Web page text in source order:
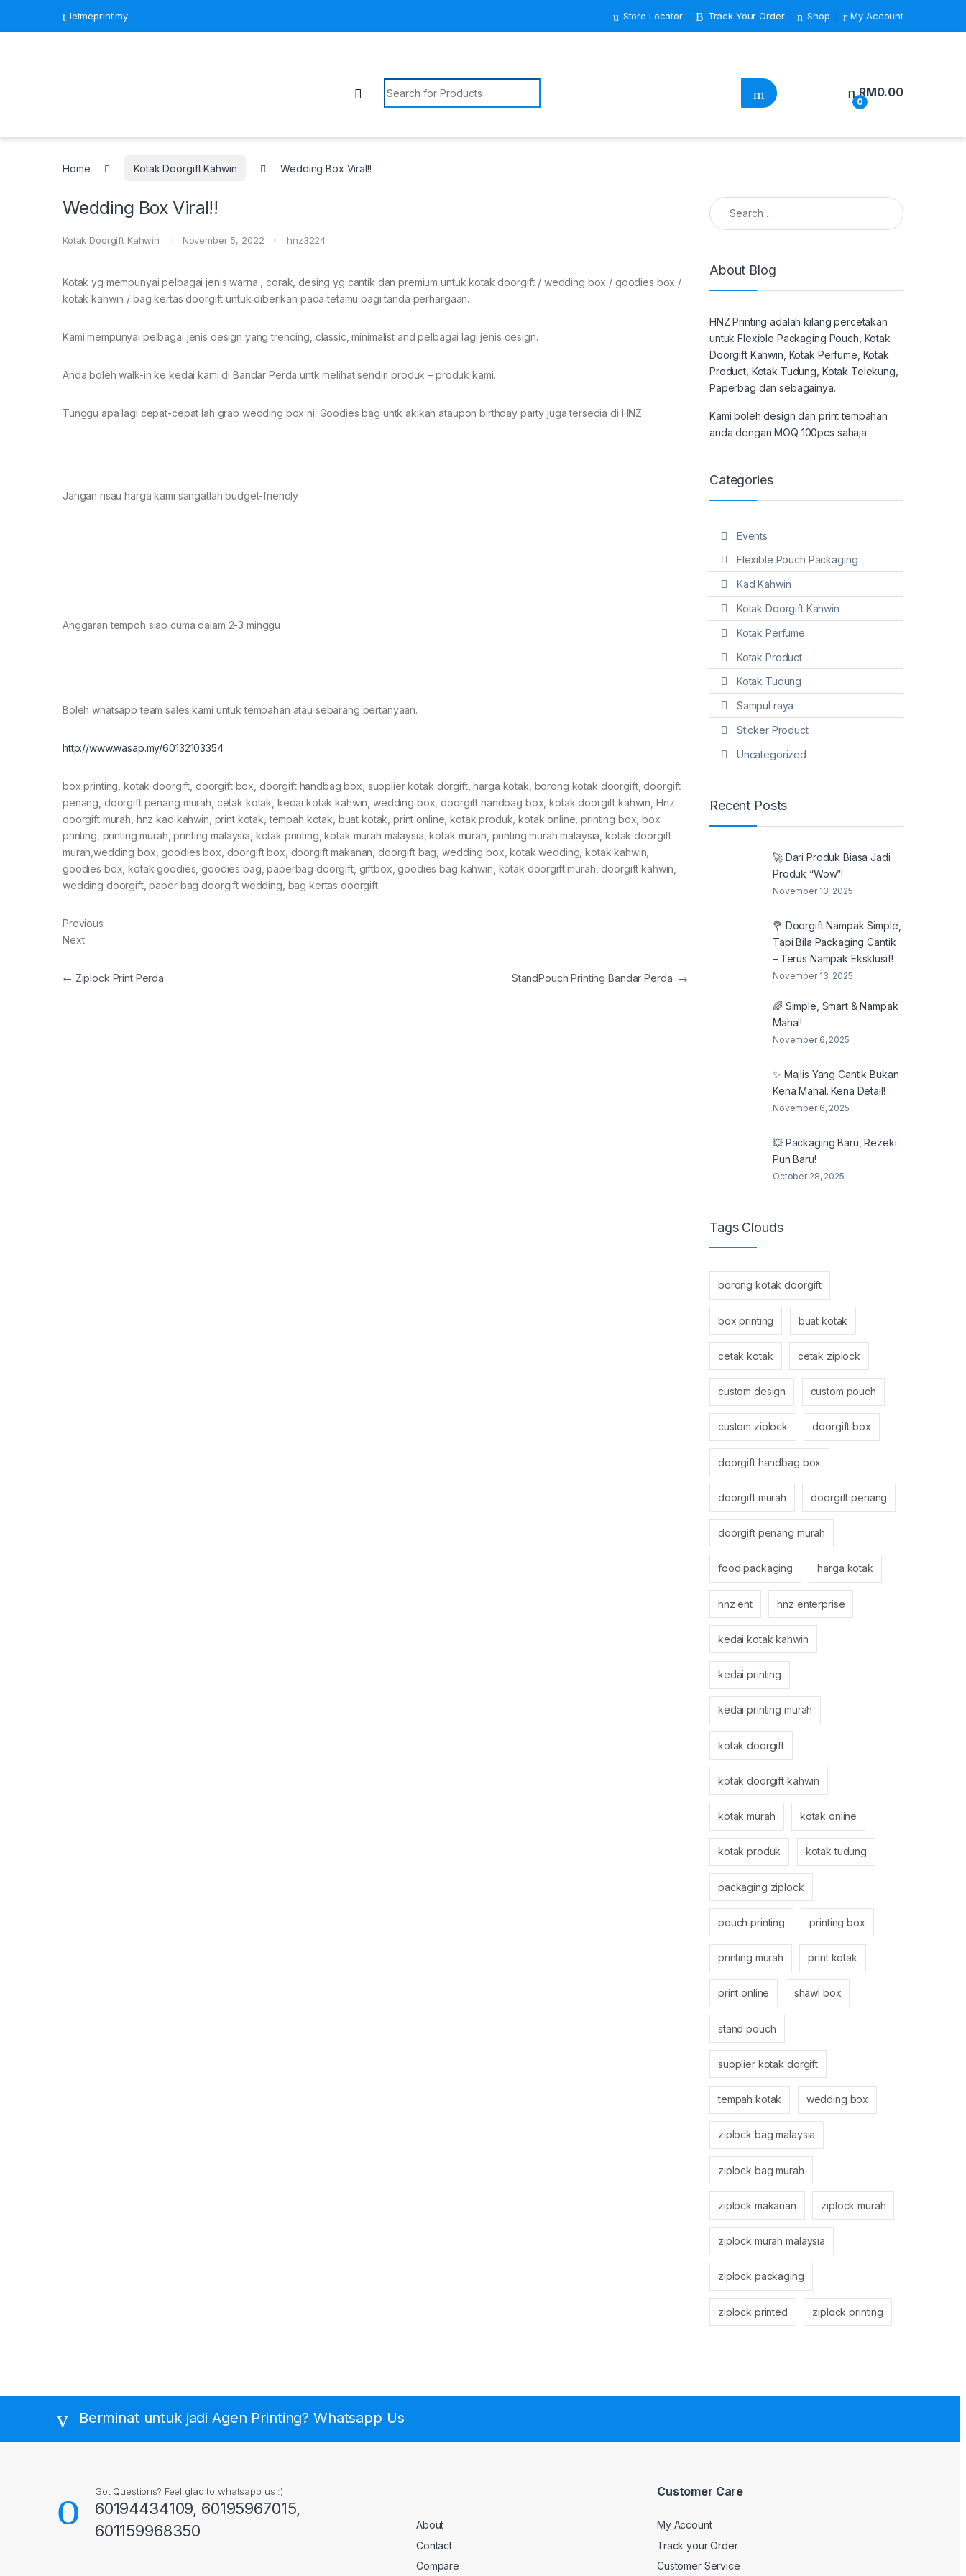
letmeprint.my Store Locator Track Your Order Shop My Account
Search for:
0
RM0.00
Home Kotak Doorgift Kahwin Wedding Box Viral!!
Wedding Box Viral!!
Kotak Doorgift Kahwin November 5, 2022 hnz3224
Kotak yg mempunyai pelbagai jenis warna , corak, desing yg cantik dan premium untuk kotak doorgift / wedding box / goodies box /
kotak kahwin / bag kertas doorgift untuk diberikan pada tetamu bagi tanda perhargaan.
Kami mempunyai pelbagai jenis design yang trending, classic, minimalist and pelbagai lagi jenis design.
Anda boleh walk-in ke kedai kami di Bandar Perda untk melihat sendiri produk – produk kami.
Tunggu apa lagi cepat-cepat lah grab wedding box ni. Goodies bag untk akikah ataupon birthday party juga tersedia di HNZ.
Jangan risau harga kami sangatlah budget-friendly
Anggaran tempoh siap cuma dalam 2-3 minggu
Boleh whatsapp team sales kami untuk tempahan atau sebarang pertanyaan.
http://www.wasap.my/60132103354
box printing, kotak doorgift, doorgift box, doorgift handbag box, supplier kotak dorgift, harga kotak, borong kotak doorgift, doorgift
penang, doorgift penang murah, cetak kotak, kedai kotak kahwin, wedding box, doorgift handbag box, kotak doorgift kahwin, Hnz
doorgift murah, hnz kad kahwin, print kotak, tempah kotak, buat kotak, print online, kotak produk, kotak online, printing box, box
printing, printing murah, printing malaysia, kotak printing, kotak murah malaysia, kotak murah, printing murah malaysia, kotak doorgift
murah,wedding box, goodies box, doorgift box, doorgift makanan, doorgift bag, wedding box, kotak wedding, kotak kahwin,
goodies box, kotak goodies, goodies bag, paperbag doorgift, giftbox, goodies bag kahwin, kotak doorgift murah, doorgift kahwin,
wedding doorgift, paper bag doorgift wedding, bag kertas doorgift
Previous
Next
Post navigation
← Ziplock Print Perda StandPouch Printing Bandar Perda →
Search for:
About Blog
HNZ Printing adalah kilang percetakan
untuk Flexible Packaging Pouch, Kotak
Doorgift Kahwin, Kotak Perfume, Kotak
Product, Kotak Tudung, Kotak Telekung,
Paperbag dan sebagainya.
Kami boleh design dan print tempahan
anda dengan MOQ 100pcs sahaja
Categories
Events
Flexible Pouch Packaging
Kad Kahwin
Kotak Doorgift Kahwin
Kotak Perfume
Kotak Product
Kotak Tudung
Sampul raya
Sticker Product
Uncategorized
Recent Posts
🚀 Dari Produk Biasa Jadi
Produk “Wow”!
November 13, 2025
💐 Doorgift Nampak Simple,
Tapi Bila Packaging Cantik
– Terus Nampak Eksklusif!
November 13, 2025
🌈 Simple, Smart & Nampak
Mahal!
November 6, 2025
✨ Majlis Yang Cantik Bukan
Kena Mahal. Kena Detail!
November 6, 2025
💥 Packaging Baru, Rezeki
Pun Baru!
October 28, 2025
Tags Clouds
borong kotak doorgift
box printing buat kotak
cetak kotak cetak ziplock
custom design custom pouch
custom ziplock doorgift box
doorgift handbag box
doorgift murah doorgift penang
doorgift penang murah
food packaging harga kotak
hnz ent hnz enterprise
kedai kotak kahwin
kedai printing
kedai printing murah
kotak doorgift
kotak doorgift kahwin
kotak murah kotak online
kotak produk kotak tudung
packaging ziplock
pouch printing printing box
printing murah print kotak
print online shawl box
stand pouch
supplier kotak dorgift
tempah kotak wedding box
ziplock bag malaysia
ziplock bag murah
ziplock makanan ziplock murah
ziplock murah malaysia
ziplock packaging
ziplock printed ziplock printing
Berminat untuk jadi Agen Printing? Whatsapp Us
Got Questions? Feel glad to whatsapp us :)
60194434109, 60195967015,
601159968350
About
Contact
Compare
Customer Care
My Account
Track your Order
Customer Service